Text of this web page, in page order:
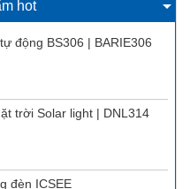
hot
động BS306 | BARIE306
trời Solar light | DNL314
đèn ICSEE